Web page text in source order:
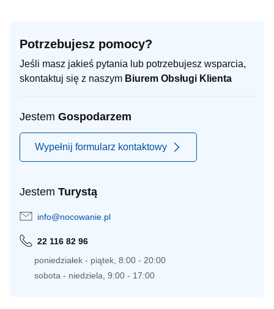
Potrzebujesz pomocy?
Jeśli masz jakieś pytania lub potrzebujesz wsparcia,
skontaktuj się z naszym Biurem Obsługi Klienta
Jestem Gospodarzem
Wypełnij formularz kontaktowy
Jestem Turystą
info@nocowanie.pl
22 116 82 96
poniedziałek - piątek, 8:00 - 20:00
sobota - niedziela, 9:00 - 17:00